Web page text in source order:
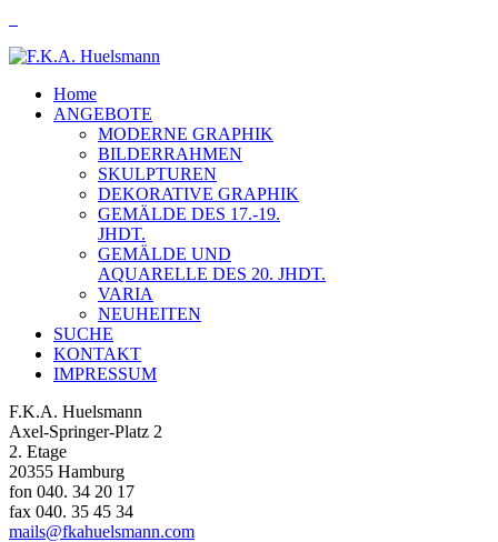
Home
ANGEBOTE
MODERNE GRAPHIK
BILDERRAHMEN
SKULPTUREN
DEKORATIVE GRAPHIK
GEMÄLDE DES 17.-19.
JHDT.
GEMÄLDE UND
AQUARELLE DES 20. JHDT.
VARIA
NEUHEITEN
SUCHE
KONTAKT
IMPRESSUM
F.K.A. Huelsmann
Axel-Springer-Platz 2
2. Etage
20355 Hamburg
fon 040. 34 20 17
fax 040. 35 45 34
mails@fkahuelsmann.com